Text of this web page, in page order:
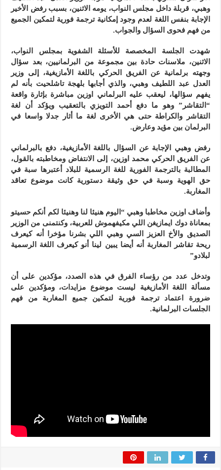
وهبي، قربلة داخل مجلس النواب، يومه الاثنين، بسبب رفض الأخير
الإجابة بنفس اللغة لعدم وجود إمكانية ترجمة فورية لتمكين الجميع
من فهم فحوى السؤال والجواب.
شهدت الجلسة المخصصة للأسئلة الشفوية بمجلس النواب،
الاثنين، ملاسنات حادة بين مجموعة من البرلمانيين، بعد سؤال
وجهته برلمانية عن الفريق الحركي باللغة الأمازيغية، إلى وزير
العدل عبد اللطيف وهبي، والذي أجابها بلهجة تاشلحيت بأنه لم
يفهم سؤالها، ليعقب عليه البرلماني اوزين مباشرة بإثارة واقعة
“التقاشر” وهو ما دفع أحمد التويزي بالتعقيب ويؤكد أن لغة
التقاشر والكراطة حتى هي الأخرى لغة ما أثار جدلا واسعا في
البرلمان بين مؤيد وعارض.
رفض وهبي الإجابة عن السؤال باللغة الأمازيغية، دفع بالبرلماني
عن الفريق الحركي محمد اوزين، إلى الانتفاض ومخاطبته بالقول،
المطالبة بالترجمة الفورية للغة الرسمية للبلاد أعتبرها سبة في
حق الهوية وسبة في حق وثيقة دستورية كانت موضوع تعاقد
المغاربة.
وأضاف اوزين مخاطبا وهبي “اليوم هنيئا لنا وهنيئا لكم أنكم حسيتو
بمعاناة دوك ايمازيغن اللي مكيفهموش للعربية، وكنتمنى من الوزير
الصديق والأخ العزيز السي وهبي اللي بشرنا مؤخرا أنه كيعرف
ريحة تقاشر المغاربة أنه أيضا يبين لينا أنو كيعرف اللغة الرسمية
لبلادو”
وتدخل عدد من رؤساء الفرق في هذه الصدد، مؤكدين على أن
مسألة اللغة الأمازيغية ليست موضوع مزايدات، ومؤكدين على
ضرورة اعتماد ترجمة فورية لتمكين جميع المغاربة من فهم
الجلسات البرلمانية.